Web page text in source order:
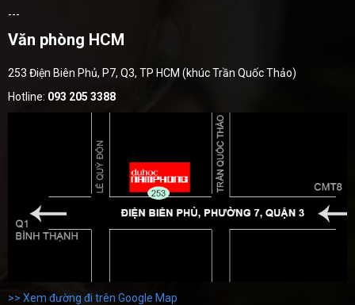
---
Văn phòng HCM
253 Điện Biên Phủ, P7, Q3, TP HCM (khúc Trần Quốc Thảo)
Hotline: 093 205 3388
>> Xem đường đi trên Google Map